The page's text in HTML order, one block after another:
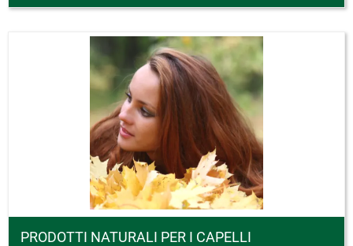
PRODOTTI NATURALI PER I CAPELLI